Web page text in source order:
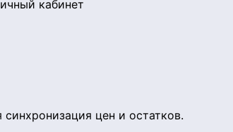
цен и остатков.